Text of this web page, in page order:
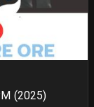
(2025)